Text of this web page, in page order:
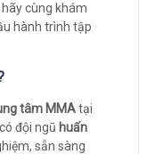
hãy cùng khám
hành trình tập
tâm MMAtại
đội ngũ huấn
sẵn sàng